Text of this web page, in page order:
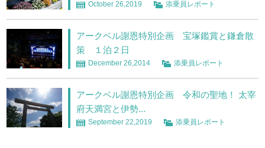
October 26,2019 添乗員レポート
アークベル謝恩特別企画 宝塚鑑賞と鎌倉散
策 １泊２日
December 26,2014 添乗員レポート
アークベル謝恩特別企画 令和の聖地！ 太宰
府天満宮と伊勢...
September 22,2019 添乗員レポート